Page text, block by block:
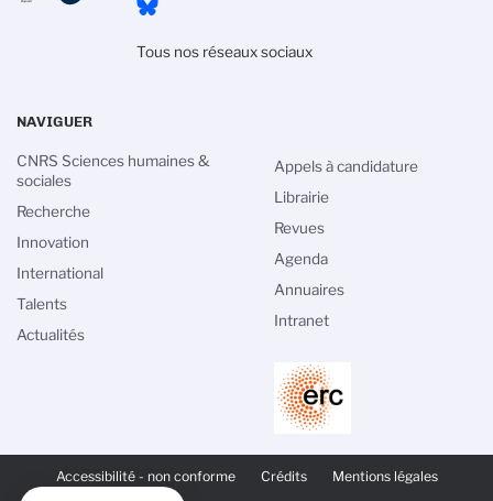
Tous nos réseaux sociaux
PAGE
Accessibilité - non conforme Crédits Mentions légales
NAVIGUER
CNRS Sciences humaines &
sociales
Recherche
Innovation
International
Talents
Actualités
Appels à candidature
Librairie
Revues
Agenda
Annuaires
Intranet